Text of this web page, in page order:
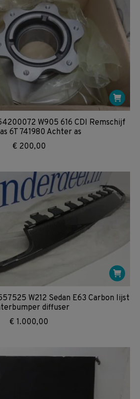
W905 616 CDI Remschijf
6T 741980 Achter as
€ 200,00
W212 Sedan E63 Carbon lijst
diffuser
€ 1.000,00